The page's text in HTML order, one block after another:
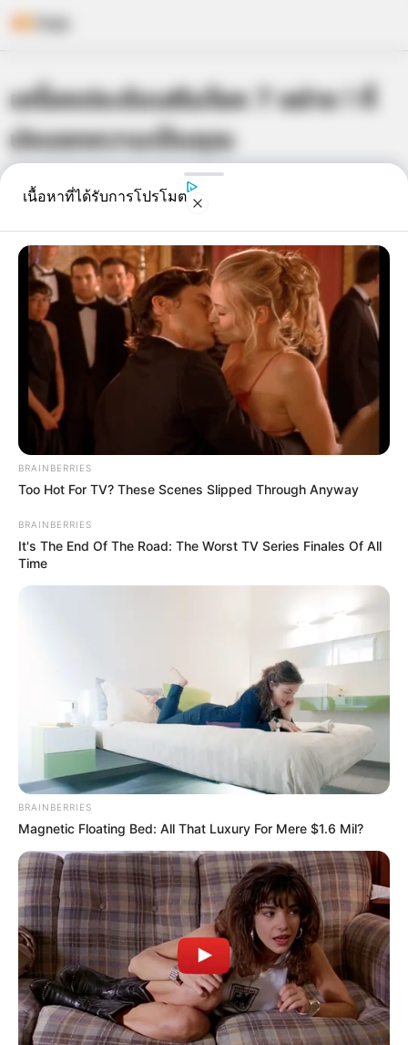
to
content
เครื่องประดับเสริมโชค 7 อย่าง ! ที่
บ่งบอกความเป็นคุณ
เจ้าหมอดู 25 พ.ค. 2015
แชร์
ทายนิสัยจาก เครื่องประดับเสริม
โชค 7 อย่าง
เงิน ตัดสินใจเร็ว มีเสน่ห์ต่อเพศตรงข้าม รวมทั้งได้โชคแบบ
ฟลุคๆอยู่บ่อยครั้ง ธุรกิจที่เกี่ยวข้องกับอาหาร เสื้อผ้า จะได้
ผลดีมีกำไร
เนื้อหาที่ได้รับการโปรโมต
BRAINBERRIES
Too Hot For TV? These Scenes Slipped Through Anyway
BRAINBERRIES
It's The End Of The Road: The Worst TV Series Finales Of All
Time
BRAINBERRIES
Magnetic Floating Bed: All That Luxury For Mere $1.6 Mil?